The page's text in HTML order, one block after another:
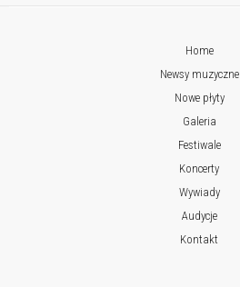
Home
Newsy muzyczne
Nowe płyty
Galeria
Festiwale
Koncerty
Wywiady
Audycje
Kontakt